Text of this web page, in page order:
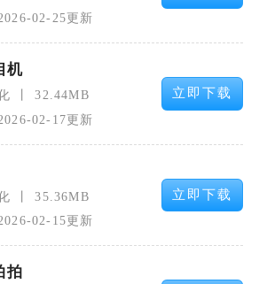
02-25更新
机
32.44MB
02-17更新
立即下载
35.36MB
02-15更新
立即下载
拍